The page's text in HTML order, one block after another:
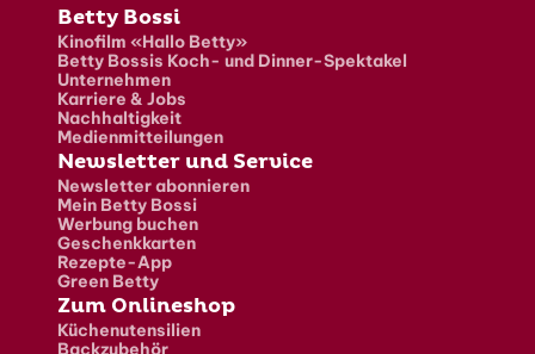
Fusszeile
Betty Bossi
Kinofilm «Hallo Betty»
Betty Bossis Koch- und Dinner-Spektakel
Unternehmen
Karriere & Jobs
Nachhaltigkeit
Medienmitteilungen
Newsletter und Service
Newsletter abonnieren
Mein Betty Bossi
Werbung buchen
Geschenkkarten
Rezepte-App
Green Betty
Zum Onlineshop
Küchenutensilien
Backzubehör